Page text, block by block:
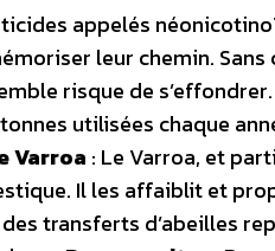
appelés
leur chemin.
risque de
utilisées chaque
Varroa : Le Varroa, et
Il les affaiblit et
transferts d’abeilles